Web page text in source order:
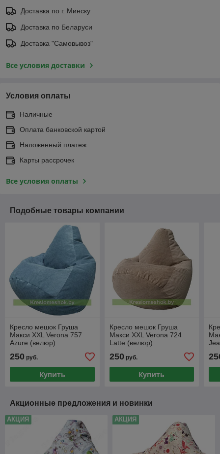
Доставка по г. Минску
Доставка по Беларуси
Доставка "Самовывоз"
Все условия доставки
Условия оплаты
Наличные
Оплата банковской картой
Наложенный платеж
Карты рассрочек
Все условия оплаты
Подобные товары компании
Кресло мешок Груша
Макси XXL Verona 757
Azure (велюр)
250 руб.
Купить
Кресло мешок Груша
Макси XXL Verona 724
Latte (велюр)
250руб.
Купить
Акционные предложения и новинки
АКЦИЯ АКЦИЯ